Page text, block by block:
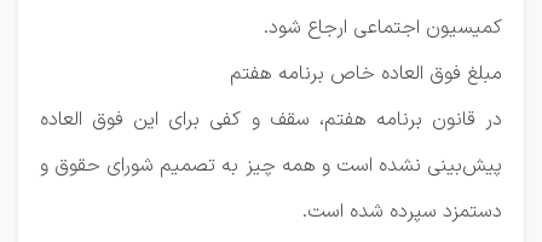
کمیسیون اجتماعی ارجاع شود.
مبلغ فوق العاده خاص برنامه هفتم
در قانون برنامه هفتم، سقف و کفی برای این فوق العاده
پیش‌بینی نشده است و همه چیز به تصمیم شورای حقوق و
دستمزد سپرده شده است.